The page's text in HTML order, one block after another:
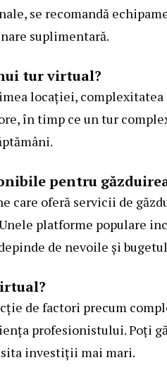
se recomandă
suplimentară.
tur virtual?
locației,
în timp ce un tur
pentru
care oferă servicii de
platforme populare
de nevoile și
de factori precum
profesionistului. Poți
investiții mai mari.